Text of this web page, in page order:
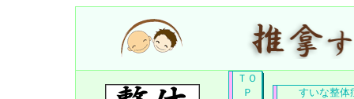
ＴＯ
Ｐ
すいな整体